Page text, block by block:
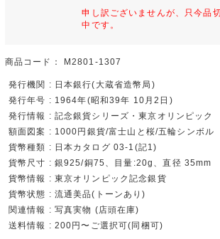
申し訳ございませんが、只今品
中です。
商品コード： M2801-1307
発行機関 : 日本銀行(大蔵省造幣局)
発行年号 : 1964年(昭和39年 10月2日)
発行情報 : 記念銀貨シリーズ・東京オリンピック
額面図案 : 1000円銀貨/富士山と桜/五輪シンボル
貨幣種類 : 日本カタログ 03-1(記1)
貨幣尺寸 : 銀925/銅75、目量:20g、直径 35mm
貨幣情報 : 東京オリンピック記念銀貨
貨幣状態 : 流通美品(トーンあり)
関連情報 : 写真実物 (店頭在庫)
送料情報 : 200円〜ご選択可(同梱可)